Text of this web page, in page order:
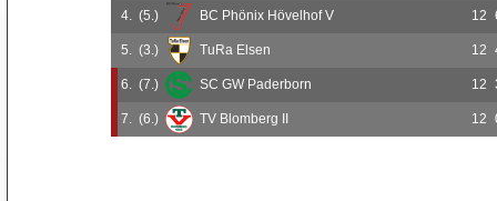
4. (5.) BC Phönix Hövelhof V 12
5. (3.) TuRa Elsen 12
6. (7.) SC GW Paderborn 12
7. (6.) TV Blomberg II 12